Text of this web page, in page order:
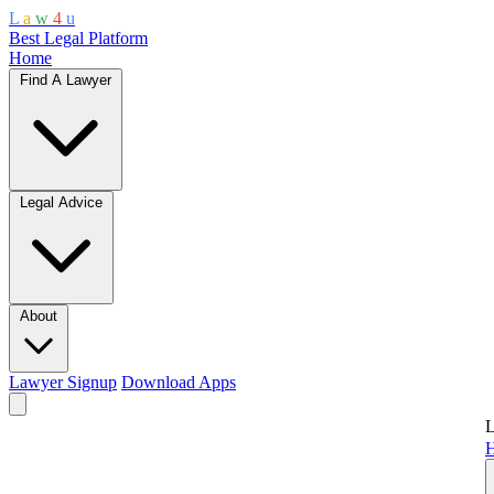
L a w 4 u
Best Legal Platform
Home
Find A Lawyer
Legal Advice
About
Lawyer Signup Download Apps